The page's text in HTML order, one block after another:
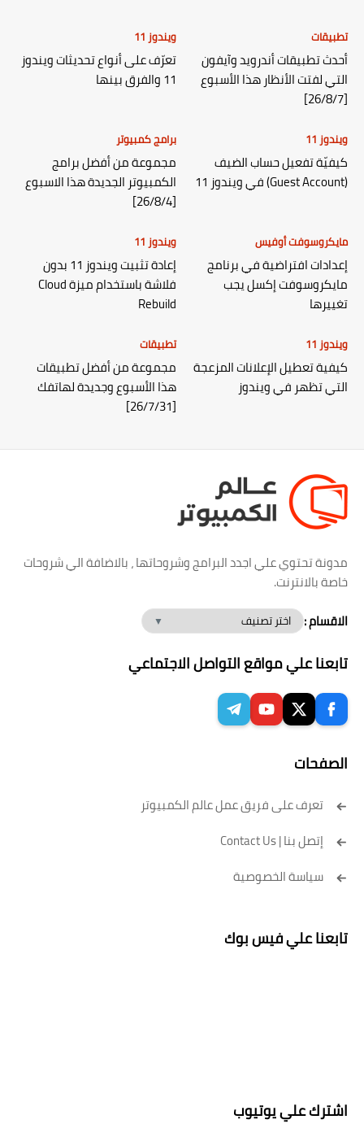
تطبيقات
أحدث تطبيقات أندرويد وآيفون
التي لفتت الأنظار هذا الأسبوع
[26/8/7]
ويندوز 11
تعرّف على أنواع تحديثات ويندوز
11 والفرق بينها
ويندوز 11
كيفيّة تفعيل حساب الضيف
(Guest Account) في ويندوز 11
برامج كمبيوتر
مجموعة من أفضل برامج
الكمبيوتر الجديدة هذا الاسبوع
[26/8/4]
مايكروسوفت أوفيس
إعدادات افتراضية في برنامج
مايكروسوفت إكسل يجب
تغييرها
ويندوز 11
إعادة تثبيت ويندوز 11 بدون
فلاشة باستخدام ميزة Cloud
Rebuild
ويندوز 11
كيفية تعطيل الإعلانات المزعجة
التي تظهر في ويندوز
تطبيقات
مجموعة من أفضل تطبيقات
هذا الأسبوع وجديدة لهاتفك
[26/7/31]
مدونة تحتوي علي اجدد البرامج وشروحاتها ، بالاضافة الي شروحات
خاصة بالانترنت.
الاقسام :
تابعنا علي مواقع التواصل الاجتماعي
الصفحات
تعرف على فريق عمل عالم الكمبيوتر
إتصل بنا | Contact Us
سياسة الخصوصية
تابعنا علي فيس بوك
اشترك علي يوتيوب